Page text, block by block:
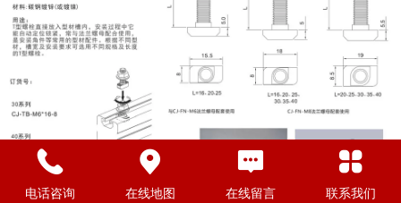
电话咨询 在线地图 在线留言 联系我们